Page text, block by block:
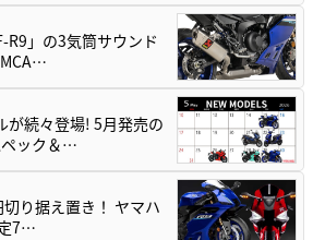
R9」の3気筒サウンド
が続々登場! 5月発売の
ペック＆…
り据え置き！ ヤマハ
7…